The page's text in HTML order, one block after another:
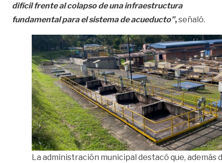
difícil frente al colapso de una infraestructura
fundamental para el sistema de acueducto”,señaló.
La administración municipal destacó que, además